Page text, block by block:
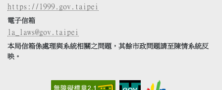
https://1999.gov.taipei
電子信箱
la_laws@gov.taipei
本局信箱係處理與系統相關之問題，其餘市政問題請至陳情系統反
映。